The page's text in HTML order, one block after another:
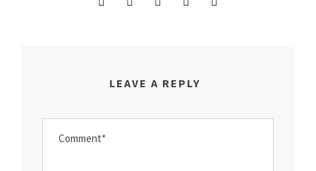
LEAVE A REPLY